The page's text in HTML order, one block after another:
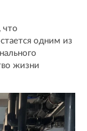
что
одним из
жизни